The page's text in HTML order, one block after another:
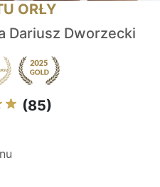
ORŁY
Dariusz Dworzecki
(85)